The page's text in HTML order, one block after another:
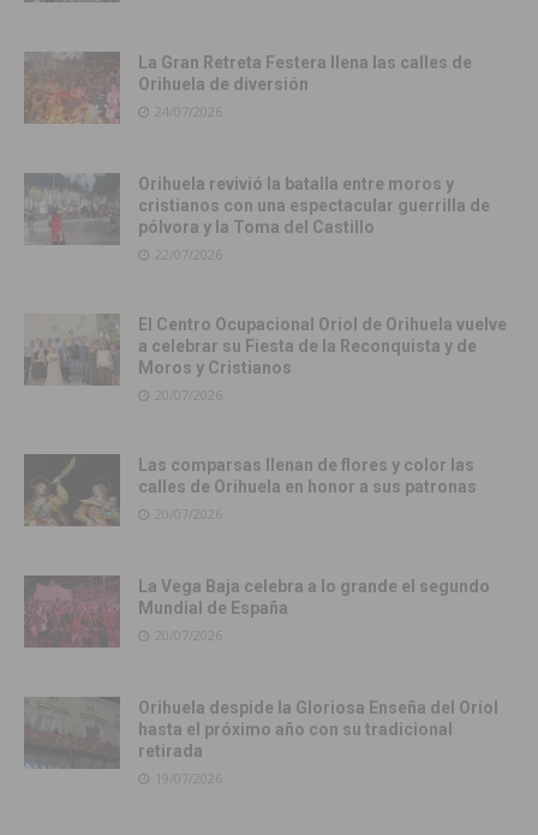
La Gran Retreta Festera llena las calles de
Orihuela de diversión
24/07/2026
Orihuela revivió la batalla entre moros y
cristianos con una espectacular guerrilla de
pólvora y la Toma del Castillo
22/07/2026
El Centro Ocupacional Oriol de Orihuela vuelve
a celebrar su Fiesta de la Reconquista y de
Moros y Cristianos
20/07/2026
Las comparsas llenan de flores y color las
calles de Orihuela en honor a sus patronas
20/07/2026
La Vega Baja celebra a lo grande el segundo
Mundial de España
20/07/2026
Orihuela despide la Gloriosa Enseña del Oriol
hasta el próximo año con su tradicional
retirada
19/07/2026